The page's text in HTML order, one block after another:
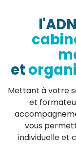
et
Mettant à votre
et
vous
individuelle et